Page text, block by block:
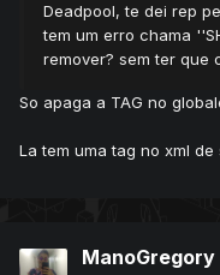
Deadpool, te dei rep
tem um erro chama
remover? sem ter que
So apaga a TAG no
La tem uma tag no xml
ManoGregory